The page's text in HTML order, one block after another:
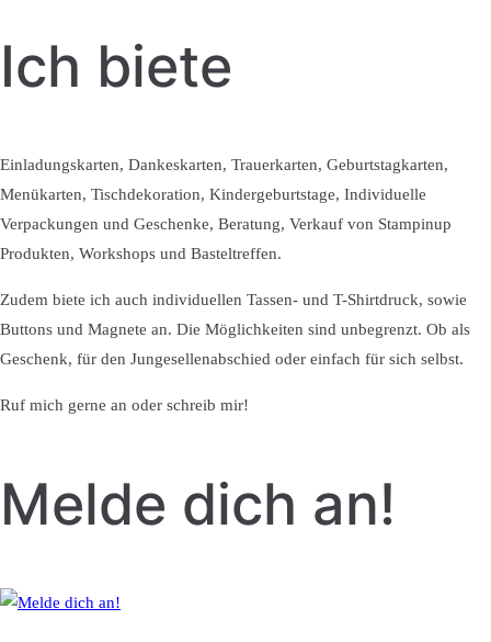
Ich biete
Einladungskarten, Dankeskarten, Trauerkarten, Geburtstagkarten,
Menükarten, Tischdekoration, Kindergeburtstage, Individuelle
Verpackungen und Geschenke, Beratung, Verkauf von Stampinup
Produkten, Workshops und Basteltreffen.
Zudem biete ich auch individuellen Tassen- und T-Shirtdruck, sowie
Buttons und Magnete an. Die Möglichkeiten sind unbegrenzt. Ob als
Geschenk, für den Jungesellenabschied oder einfach für sich selbst.
Ruf mich gerne an oder schreib mir!
Melde dich an!